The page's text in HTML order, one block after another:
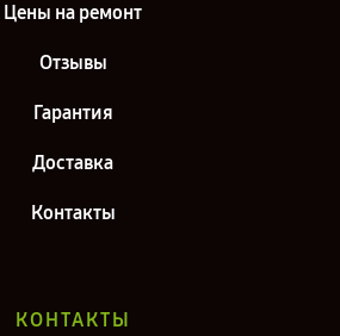
Цены на ремонт
Отзывы
Гарантия
Доставка
Контакты
КОНТАКТЫ